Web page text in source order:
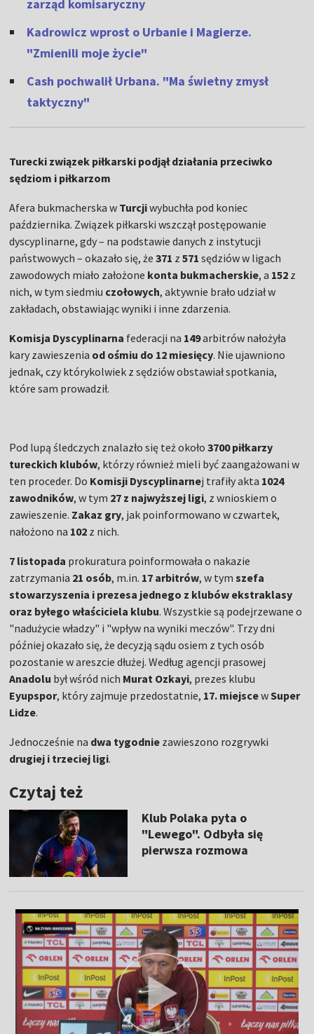
zarząd komisaryczny
Kadrowicz wprost o Urbanie i Magierze.
"Zmienili moje życie"
Cash pochwalił Urbana. "Ma świetny zmysł
taktyczny"
Turecki związek piłkarski podjął działania przeciwko
sędziom i piłkarzom
Afera bukmacherska w Turcjiwybuchła pod koniec
października. Związek piłkarski wszczął postępowanie
dyscyplinarne, gdy – na podstawie danych z instytucji
państwowych – okazało się, że371 z571sędziów w ligach
zawodowych miało założone konta bukmacherskie, a 152 z
nich, w tym siedmiu czołowych, aktywnie brało udział w
zakładach, obstawiając wyniki i inne zdarzenia.
Komisja Dyscyplinarna federacji na 149arbitrów nałożyła
kary zawieszenia od ośmiu do 12 miesięcy. Nie ujawniono
jednak, czy którykolwiek z sędziów obstawiał spotkania,
które sam prowadził.
Pod lupą śledczych znalazło się też około3700 piłkarzy
tureckich klubów, którzy również mieli być zaangażowani w
ten proceder. Do Komisji Dyscyplinarnej trafiły akta 1024
zawodników, w tym 27 z najwyższej ligi, z wnioskiem o
zawieszenie. Zakaz gry, jak poinformowano w czwartek,
nałożono na 102 z nich.
7 listopada prokuratura poinformowała o nakazie
zatrzymania 21 osób, m.in. 17 arbitrów, w tymszefa
stowarzyszenia i prezesa jednego z klubów ekstraklasy
oraz byłego właściciela klubu. Wszystkie są podejrzewane o
"nadużycie władzy" i "wpływ na wyniki meczów". Trzy dni
później okazało się, że decyzją sądu osiem z tych osób
pozostanie w areszcie dłużej. Według agencji prasowej
Anadolu był wśród nich Murat Ozkayi, prezes klubu
Eyupspor, który zajmuje przedostatnie, 17. miejscewSuper
Lidze.
Jednocześnie na dwa tygodnie zawieszono rozgrywki
drugiej i trzeciej ligi.
Czytaj też
Klub Polaka pyta o
"Lewego". Odbyła się
pierwsza rozmowa